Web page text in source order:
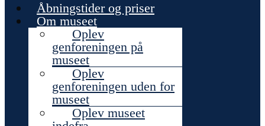
Åbningstider og priser
Om museet
Oplev
genforeningen på
museet
Oplev
genforeningen uden for
museet
Oplev museet